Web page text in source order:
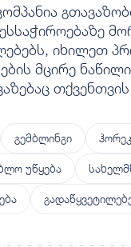
იხილეთ
მცირე
გემბლინგი
უწყება